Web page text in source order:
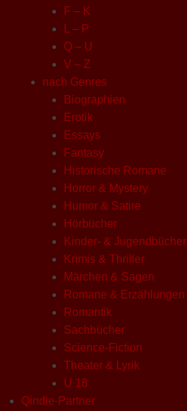
F – K
L – P
Q – U
V – Z
nach Genres
Biographien
Erotik
Essays
Fantasy
Historische Romane
Horror & Mystery
Humor & Satire
Hörbücher
Kinder- & Jugendbücher
Krimis & Thriller
Märchen & Sagen
Romane & Erzählungen
Romantik
Sachbücher
Science-Fiction
Theater & Lyrik
U 18
Qindie-Partner